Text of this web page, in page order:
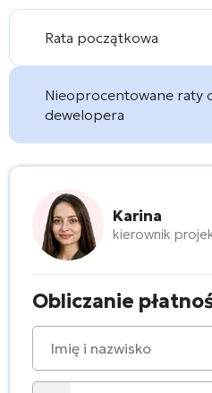
Rata początkowa
Nieoprocentowane raty
dewelopera
Karina
kierownik
Obliczanie